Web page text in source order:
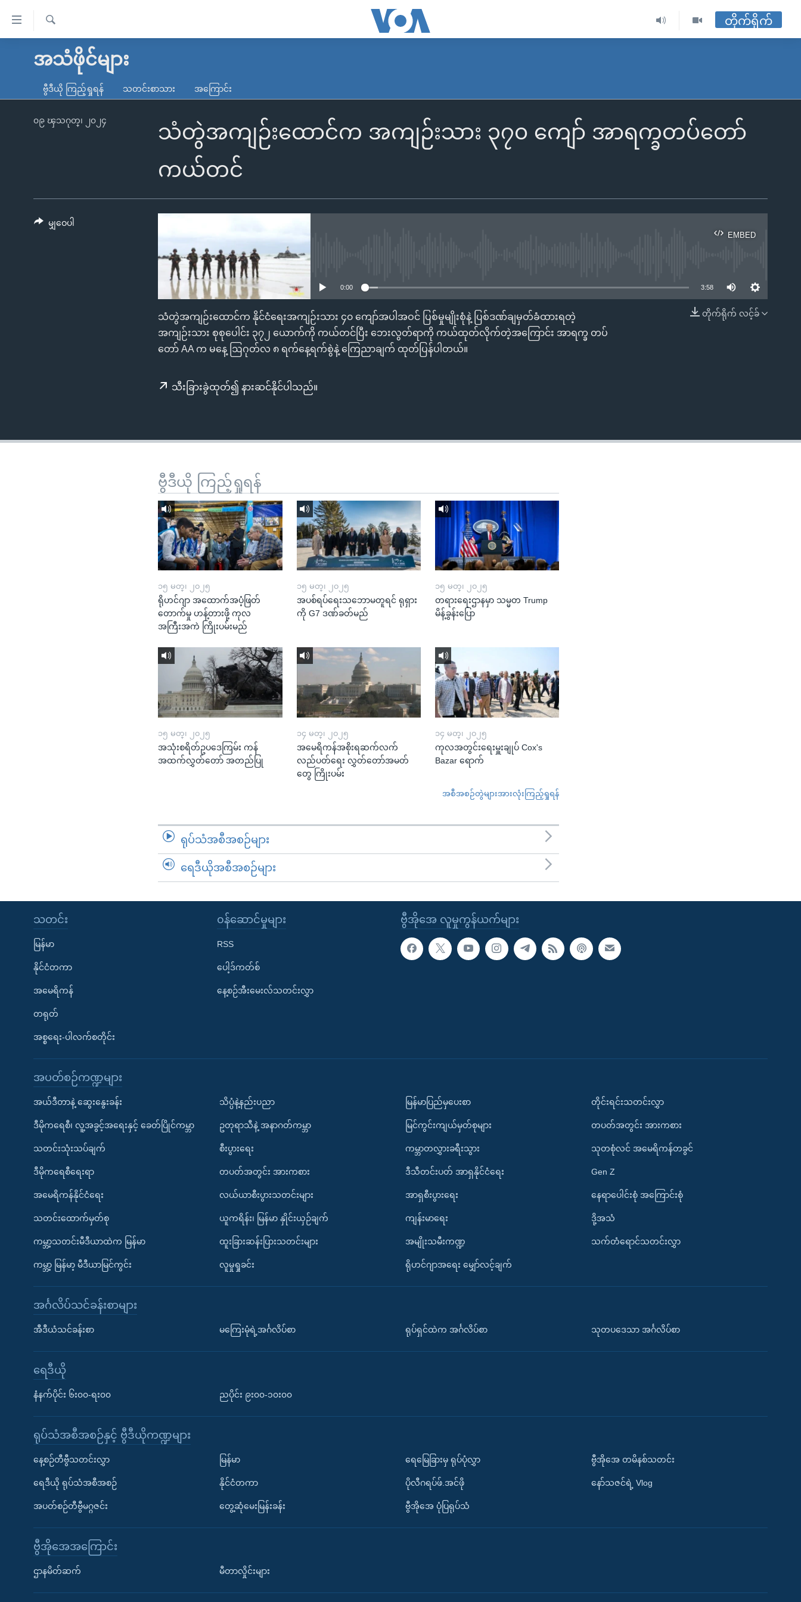
လွယ်ကူ
သည့်
မူလစာမျက်နှာ
ကမ္ဘာ့သတင်းများ
နိုင်ငံတကာ
မကြေးမုံရဲ့ အင်္ဂလိပ်စာ
ရေဒီယို
ရေဒီယိုနှင့်ရုပ်သံ အချက်အလက်များ
ရ
တိုက်ရိုက်
အသံဖိုင်များ
ဗွီဒီယို ကြည့်ရှုရန် သတင်းစာသား အကြောင်း
သံတွဲအကျဉ်းထောင်က အကျဉ်းသား ၃၇၀ ကျော် အာရက္ခတပ်တော်
ကယ်တင်
၀၉ ၾသဂုတ္၊ ၂၀၂၄
EMBED
EMBED
0:00 3:58
တိုက်ရိုက် လင့်ခ်
သံတွဲအကျဉ်းထောင်က နိုင်ငံရေးအကျဉ်းသား ၄၀ ကျော်အပါအဝင် ပြစ်မှုမျိုးစုံနဲ့ ပြစ်ဒဏ်ချမှတ်ခံထားရတဲ့
အကျဉ်းသား စုစုပေါင်း ၃၇၂ ယောက်ကို ကယ်တင်ပြီး ဘေးလွတ်ရာကို ကယ်ထုတ်လိုက်တဲ့အကြောင်း အာရက္ခ တပ်
တော် AA က မနေ့ ဩဂုတ်လ ၈ ရက်နေ့ရက်စွဲနဲ့ ကြေညာချက် ထုတ်ပြန်ပါတယ်။
သီးခြားခွဲထုတ်၍ နားဆင်နိုင်ပါသည်။
မျှဝေပါ
ဗွီဒီယို ကြည့်ရှုရန်
၁၅ မတ္၊ ၂၀၂၅
ရိုဟင်ဂျာ အထောက်အပံ့ဖြတ်
တောက်မှု ဟန့်တားဖို့ ကုလ
အကြီးအကဲ ကြိုးပမ်းမည်
၁၅ မတ္၊ ၂၀၂၅
အပစ်ရပ်ရေးသဘောမတူရင် ရုရှား
ကို G7 ဒဏ်ခတ်မည်
၁၅ မတ္၊ ၂၀၂၅
တရားရေးဌာနမှာ သမ္မတ Trump
မိန့်ခွန်းပြော
၁၅ မတ္၊ ၂၀၂၅
အသုံးစရိတ်ဥပဒေကြမ်း ကန်
အထက်လွှတ်တော် အတည်ပြု
၁၄ မတ္၊ ၂၀၂၅
အမေရိကန်အစိုးရဆက်လက်
လည်ပတ်ရေး လွှတ်တော်အမတ်
တွေ ကြိုးပမ်း
၁၄ မတ္၊ ၂၀၂၅
ကုလအတွင်းရေးမှူးချုပ် Cox's
Bazar ရောက်
အစီအစဉ်တွဲများအားလုံးကြည့်ရှုရန်
ရုပ်သံအစီအစဉ်များ
ရေဒီယိုအစီအစဉ်များ
ဗွီအိုအေ လူမှုကွန်ယက်များ
သတင်း
မြန်မာ
နိုင်ငံတကာ
အမေရိကန်
တရုတ်
အစ္စရေး-ပါလက်စတိုင်း
၀န်ဆောင်မှုများ
RSS
ပေါ့ဒ်ကတ်စ်
နေ့စဉ်အီးမေးလ်သတင်းလွှာ
အပတ်စဉ်ကဏ္ဍများ
အယ်ဒီတာနဲ့ ဆွေးနွေးခန်း
ဒီမိုကရေစီ၊ လူ့အခွင့်အရေးနှင့် ခေတ်ပြိုင်ကမ္ဘာ
သတင်းသုံးသပ်ချက်
ဒီမိုကရေစီရေးရာ
အမေရိကန်နိုင်ငံရေး
သတင်းထောက်မှတ်စု
ကမ္ဘာ့သတင်းမီဒီယာထဲက မြန်မာ
ကမ္ဘာ့ မြန်မာ့ မီဒီယာမြင်ကွင်း
သိပ္ပံနဲ့နည်းပညာ
ဥတုရာသီနဲ့ အနာဂတ်ကမ္ဘာ
စီးပွားရေး
တပတ်အတွင်း အားကစား
လယ်ယာစီးပွားသတင်းများ
ယူကရိန်း၊ မြန်မာ နှိုင်းယှဉ်ချက်
ထူးခြားဆန်းပြားသတင်းများ
လူမှုရှုခင်း
မြန်မာပြည်မှပေးစာ
မြင်ကွင်းကျယ်မှတ်စုများ
ကမ္ဘာတလွှားခရီးသွား
ဒီသီတင်းပတ် အာရှနိုင်ငံရေး
အာရှစီးပွားရေး
ကျန်းမာရေး
အမျိုးသမီးကဏ္ဍ
ရိုဟင်ဂျာအရေး မျှော်လင့်ချက်
တိုင်းရင်းသတင်းလွှာ
တပတ်အတွင်း အားကစား
သုတစုံလင် အမေရိကန်တခွင်
Gen Z
နေရာပေါင်းစုံ အကြောင်းစုံ
ဒို့အသံ
သက်တံရောင်သတင်းလွှာ
အင်္ဂလိပ်သင်ခန်းစာများ
အီဒီယံသင်ခန်းစာ မကြေးမုံရဲ့အင်္ဂလိပ်စာ ရုပ်ရှင်ထဲက အင်္ဂလိပ်စာ သုတပဒေသာ အင်္ဂလိပ်စာ
ရေဒီယို
နံနက်ပိုင်း ၆း၀၀-ရး၀၀ ညပိုင်း ၉း၀၀-၁၀း၀၀
ရုပ်သံအစီအစဉ်နှင့် ဗွီဒီယိုကဏ္ဍများ
နေ့စဉ်တီဗွီသတင်းလွှာ
ရေဒီယို ရုပ်သံအစီအစဉ်
အပတ်စဉ်တီဗွီမဂ္ဂဇင်း
မြန်မာ
နိုင်ငံတကာ
တွေ့ဆုံမေးမြန်းခန်း
ရေမြေခြားမှ ရုပ်ပုံလွှာ
ပိုလီဂရပ်ဖ်.အင်ဖို
ဗွီအိုအေ ပုံပြရုပ်သံ
ဗွီအိုအေ တမိနစ်သတင်း
နော်သဇင်ရဲ့ Vlog
ဗွီအိုအေအကြောင်း
ဌာနမိတ်ဆက် မီတာလှိုင်းများ